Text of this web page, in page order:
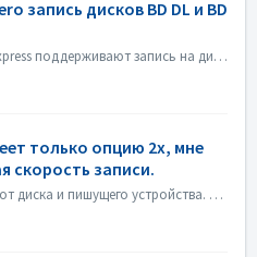
запись дисков BD DL и BD
Nero Burning ROM и Neo Express поддерживают запись на диски BD DL (50 ГБ) и BD XL (100 ГБ и 128 ГБ). Nero Video поддерживает запись на диски BD DL (50 ГБ). ...
только опцию 2x, мне
скорость записи.
Скорость записи зависит от диска и пишущего устройства. Nero Burning ROM автоматически определяет устройство записи дисков и диск и указывает доступную скор...